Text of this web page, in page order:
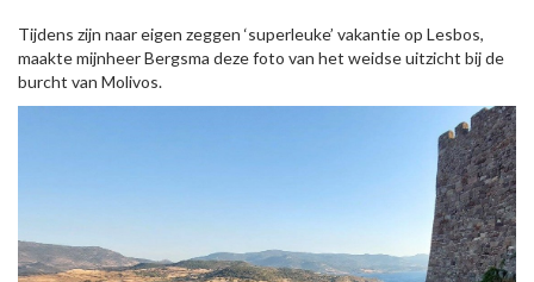
Tijdens zijn naar eigen zeggen ‘superleuke’ vakantie op Lesbos,
maakte mijnheer Bergsma deze foto van het weidse uitzicht bij de
burcht van Molivos.